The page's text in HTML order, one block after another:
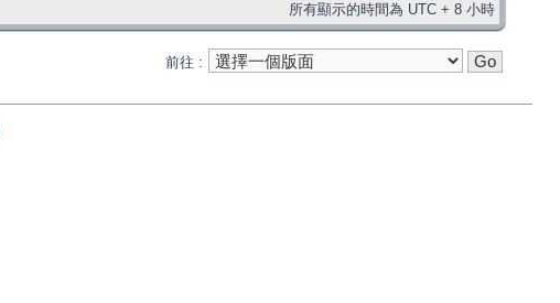
所有顯示的時間為 UTC + 8 小時
前往 :